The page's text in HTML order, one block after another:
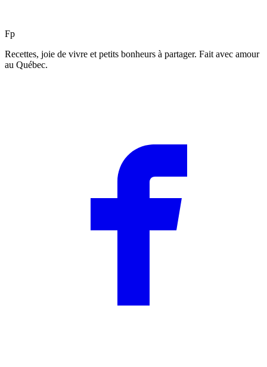
Fp
Recettes, joie de vivre et petits bonheurs à partager. Fait avec amour
au Québec.